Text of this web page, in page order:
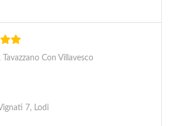
Con Villavesco
7, Lodi